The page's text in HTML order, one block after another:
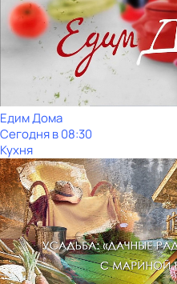
Едим Дома
Сегодня в 08:30
Кухня